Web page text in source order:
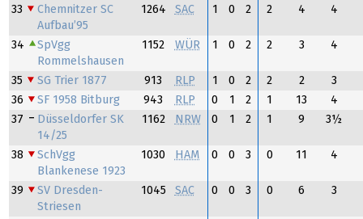
33
Chemnitzer SC
Aufbau’95
1264 SAC 1 0 2 2 4 4
34
SpVgg
Rommelshausen
1152 WÜR 1 0 2 2 3 4
35 SG Trier 1877 913 RLP 1 0 2 2 2
3
36
SF 1958 Bitburg 943 RLP 0 1 2 1 13
4
37
Düsseldorfer SK
14/25
1162 NRW 0 1 2 1 9 3½
38
SchVgg
Blankenese 1923
1030 HAM 0 0 3 0 11 4
39
SV Dresden-
Striesen
1045 SAC 0 0 3 0 6 3